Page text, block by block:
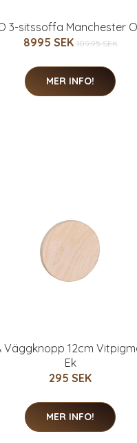
3-sitssoffa Manchester
8995 SEK 10995 SEK
MER INFO!
Väggknopp 12cm
Ek
295 SEK
MER INFO!